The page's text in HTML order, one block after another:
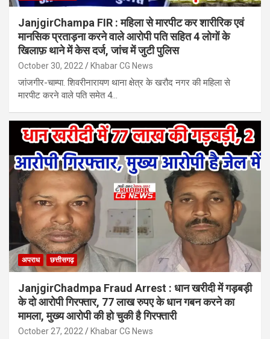
JanjgirChampa FIR : महिला से मारपीट कर शारीरिक एवं
मानसिक प्रताड़ना करने वाले आरोपी पति सहित 4 लोगों के
खिलाफ़ थाने में केस दर्ज, जांच में जुटी पुलिस
October 30, 2022 Khabar CG News
जांजगीर-चाम्पा. शिवरीनारायण थाना क्षेत्र के खरौद नगर की महिला से
मारपीट करने वाले पति समेत 4…
अपराध छत्तीसगढ़
JanjgirChadmpa Fraud Arrest : धान खरीदी में गड़बड़ी
के दो आरोपी गिरफ्तार, 77 लाख रुपए के धान गबन करने का
मामला, मुख्य आरोपी की हो चुकी है गिरफ्तारी
October 27, 2022 Khabar CG News